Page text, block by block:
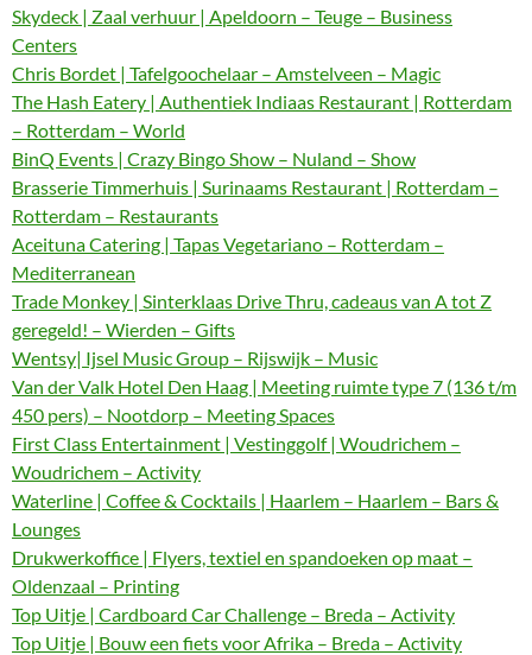
Skydeck | Zaal verhuur | Apeldoorn – Teuge – Business
Centers
Chris Bordet | Tafelgoochelaar – Amstelveen – Magic
The Hash Eatery | Authentiek Indiaas Restaurant | Rotterdam
– Rotterdam – World
BinQ Events | Crazy Bingo Show – Nuland – Show
Brasserie Timmerhuis | Surinaams Restaurant | Rotterdam –
Rotterdam – Restaurants
Aceituna Catering | Tapas Vegetariano – Rotterdam –
Mediterranean
Trade Monkey | Sinterklaas Drive Thru, cadeaus van A tot Z
geregeld! – Wierden – Gifts
Wentsy| Ijsel Music Group – Rijswijk – Music
Van der Valk Hotel Den Haag | Meeting ruimte type 7 (136 t/m
450 pers) – Nootdorp – Meeting Spaces
First Class Entertainment | Vestinggolf | Woudrichem –
Woudrichem – Activity
Waterline | Coffee & Cocktails | Haarlem – Haarlem – Bars &
Lounges
Drukwerkoffice | Flyers, textiel en spandoeken op maat –
Oldenzaal – Printing
Top Uitje | Cardboard Car Challenge – Breda – Activity
Top Uitje | Bouw een fiets voor Afrika – Breda – Activity